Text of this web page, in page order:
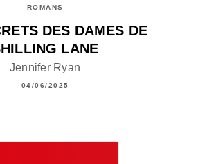
ROMANS
DES DAMES DE
LANE
Jennifer Ryan
04/06/2025